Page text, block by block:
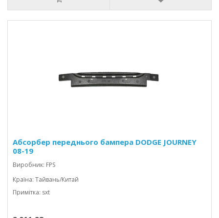
Абсорбер переднього бампера DODGE JOURNEY
08-19
Виробник: FPS
Країна: Тайвань/Китай
Примітка: sxt